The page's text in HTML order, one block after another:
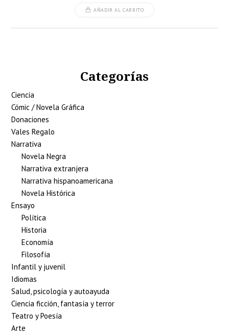
AÑADIR AL CARRITO
Categorías
Ciencia
Cómic / Novela Gráfica
Donaciones
Vales Regalo
Narrativa
Novela Negra
Narrativa extranjera
Narrativa hispanoamericana
Novela Histórica
Ensayo
Política
Historia
Economía
Filosofía
Infantil y juvenil
Idiomas
Salud, psicología y autoayuda
Ciencia ficción, fantasía y terror
Teatro y Poesía
Arte